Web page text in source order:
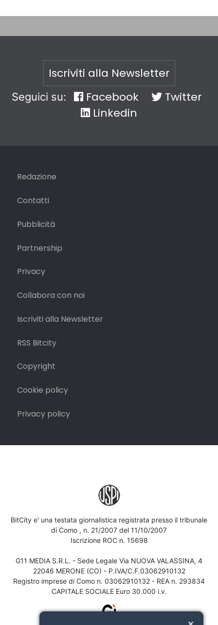
Iscriviti alla Newsletter
Seguici su: Facebook
Twitter
Linkedin
Redazione
Contatti
Pubblicità
Partnership
Privacy
Collabora con noi
Iscriviti alla Newsletter
RSS Bitcity
Copyright
Cookie policy
Privacy policy
BitCity e' una testata giornalistica registrata presso il tribunale
di Como , n. 21/2007 del 11/10/2007
Iscrizione ROC n. 15698
G11 MEDIA S.R.L. - Sede Legale Via NUOVA VALASSINA, 4
22046 MERONE (CO) - P.IVA/C.F.03062910132
Registro imprese di Como n. 03062910132 - REA n. 293834
CAPITALE SOCIALE Euro 30.000 i.v.